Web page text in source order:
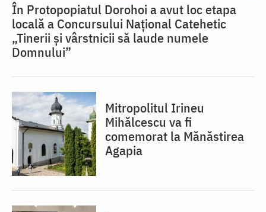
În Protopopiatul Dorohoi a avut loc etapa
locală a Concursului Național Catehetic
„Tinerii și vârstnicii să laude numele
Domnului”
Mitropolitul Irineu
Mihălcescu va fi
comemorat la Mănăstirea
Agapia